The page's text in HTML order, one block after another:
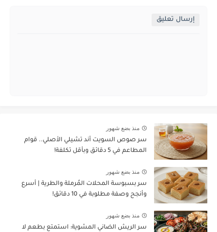
إرسال تعليق
منذ بضع شهور
سر صوص السويت أند تشيلي الأصلي.. قوام
المطاعم في 5 دقائق وبأقل تكلفة!
منذ بضع شهور
سر بسبوسة المحلات المُرملة والطرية | أسرع
وأنجح وصفة مطلوبة في 10 دقائق!
منذ بضع شهور
سر الريش الضاني المشوية: استمتع بطعم لا